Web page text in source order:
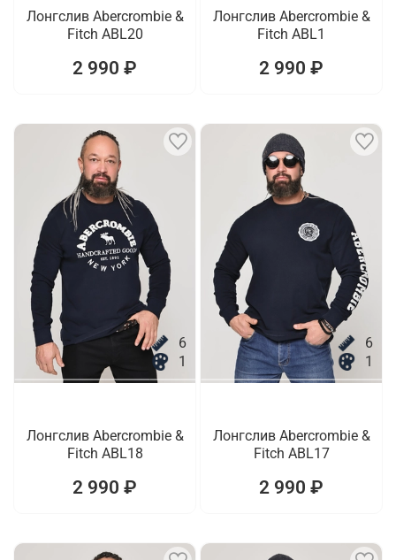
Лонгслив Abercrombie &
Fitch ABL20
2 990 ₽
Лонгслив Abercrombie &
Fitch ABL1
2 990 ₽
6
1
Лонгслив Abercrombie &
Fitch ABL18
2 990 ₽
6
1
Лонгслив Abercrombie &
Fitch ABL17
2 990 ₽